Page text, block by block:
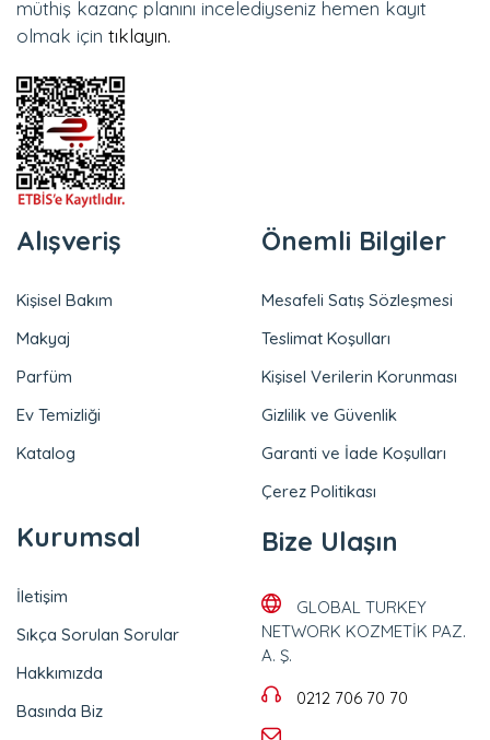
müthiş kazanç planını incelediyseniz hemen kayıt
olmak için tıklayın.
Alışveriş
Kişisel Bakım
Makyaj
Parfüm
Ev Temizliği
Katalog
Önemli Bilgiler
Mesafeli Satış Sözleşmesi
Teslimat Koşulları
Kişisel Verilerin Korunması
Gizlilik ve Güvenlik
Garanti ve İade Koşulları
Çerez Politikası
Kurumsal
İletişim
Sıkça Sorulan Sorular
Hakkımızda
Basında Biz
Bize Ulaşın
GLOBAL TURKEY
NETWORK KOZMETİK PAZ.
A. Ş.
0212 706 70 70